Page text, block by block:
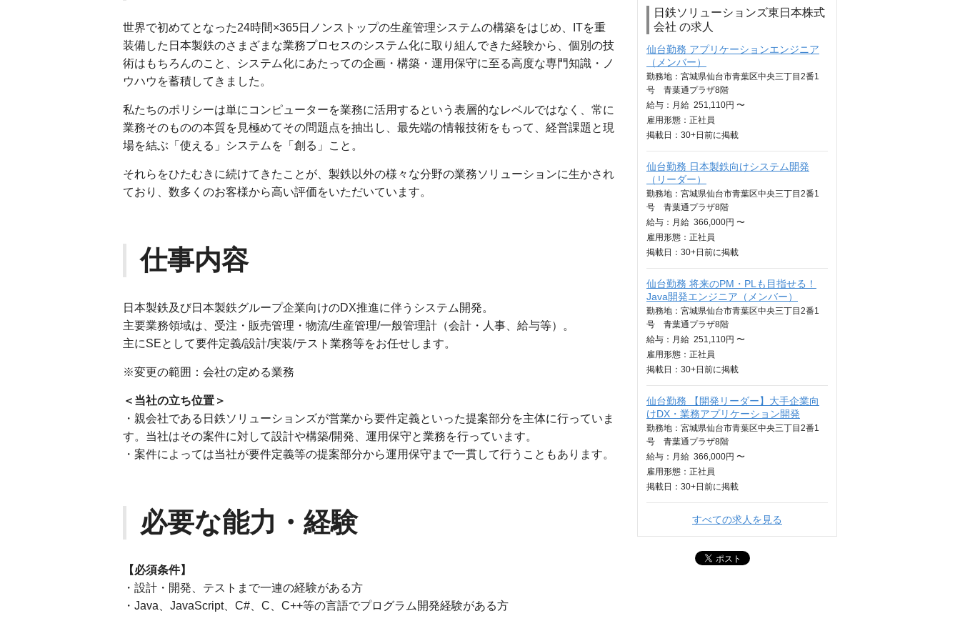
世界で初めてとなった24時間×365日ノンストップの生産管理システムの構築をはじめ、ITを重
装備した日本製鉄のさまざまな業務プロセスのシステム化に取り組んできた経験から、個別の技
術はもちろんのこと、システム化にあたっての企画・構築・運用保守に至る高度な専門知識・ノ
ウハウを蓄積してきました。
私たちのポリシーは単にコンピューターを業務に活用するという表層的なレベルではなく、常に
業務そのものの本質を見極めてその問題点を抽出し、最先端の情報技術をもって、経営課題と現
場を結ぶ「使える」システムを「創る」こと。
それらをひたむきに続けてきたことが、製鉄以外の様々な分野の業務ソリューションに生かされ
ており、数多くのお客様から高い評価をいただいています。
仕事内容
日本製鉄及び日本製鉄グループ企業向けのDX推進に伴うシステム開発。
主要業務領域は、受注・販売管理・物流/生産管理/一般管理計（会計・人事、給与等）。
主にSEとして要件定義/設計/実装/テスト業務等をお任せします。
※変更の範囲：会社の定める業務
＜当社の立ち位置＞
・親会社である日鉄ソリューションズが営業から要件定義といった提案部分を主体に行っていま
す。当社はその案件に対して設計や構築/開発、運用保守と業務を行っています。
・案件によっては当社が要件定義等の提案部分から運用保守まで一貫して行うこともあります。
必要な能力・経験
【必須条件】
・設計・開発、テストまで一連の経験がある方
・Java、JavaScript、C#、C、C++等の言語でプログラム開発経験がある方
日鉄ソリューションズ東日本株式
会社 の求人
仙台勤務 アプリケーションエンジニア
（メンバー）
勤務地：宮城県仙台市青葉区中央三丁目2番1
号 青葉通プラザ8階
給与： 月給 251,110円 〜
雇用形態：正社員
掲載日： 30+日 前に掲載
仙台勤務 日本製鉄向けシステム開発
（リーダー）
勤務地：宮城県仙台市青葉区中央三丁目2番1
号 青葉通プラザ8階
給与： 月給 366,000円 〜
雇用形態：正社員
掲載日： 30+日 前に掲載
仙台勤務 将来のPM・PLも目指せる！
Java開発エンジニア（メンバー）
勤務地：宮城県仙台市青葉区中央三丁目2番1
号 青葉通プラザ8階
給与： 月給 251,110円 〜
雇用形態：正社員
掲載日： 30+日 前に掲載
仙台勤務 【開発リーダー】大手企業向
けDX・業務アプリケーション開発
勤務地：宮城県仙台市青葉区中央三丁目2番1
号 青葉通プラザ8階
給与： 月給 366,000円 〜
雇用形態：正社員
掲載日： 30+日 前に掲載
すべての求人を見る